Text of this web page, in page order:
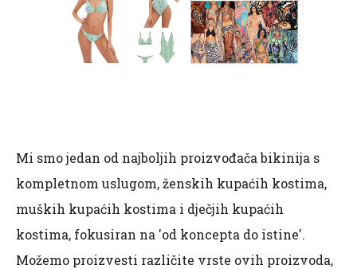
Mi smo jedan od najboljih proizvođača bikinija s
kompletnom uslugom, ženskih kupaćih kostima,
muških kupaćih kostima i dječjih kupaćih
kostima, fokusiran na 'od koncepta do istine'.
Možemo proizvesti različite vrste ovih proizvoda,